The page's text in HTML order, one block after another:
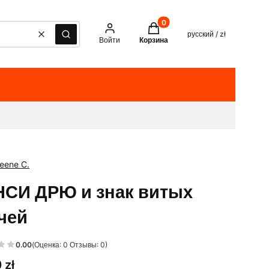
ОчиститьПоиск Войти
Товары в корзине: 0. See
Корзина
русский / zł
C.
ДРЮ и знак витых
0.00(Оценка: 0 Отзывы: 0)